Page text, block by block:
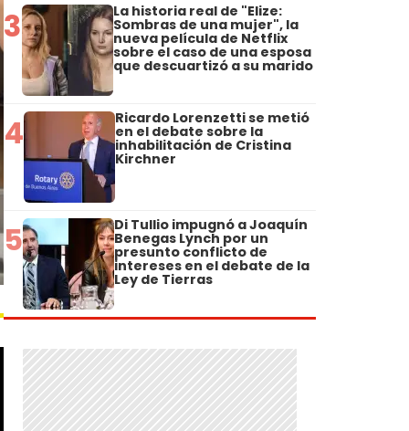
3 La historia real de "Elize:
Sombras de una mujer", la
nueva película de Netflix
sobre el caso de una esposa
que descuartizó a su marido
4 Ricardo Lorenzetti se metió
en el debate sobre la
inhabilitación de Cristina
Kirchner
5 Di Tullio impugnó a Joaquín
Benegas Lynch por un
presunto conflicto de
intereses en el debate de la
Ley de Tierras